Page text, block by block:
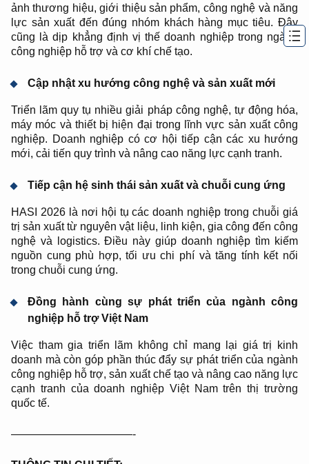
ảnh thương hiệu, giới thiệu sản phẩm, công nghệ và năng
lực sản xuất đến đúng nhóm khách hàng mục tiêu. Đây
cũng là dịp khẳng định vị thế doanh nghiệp trong ngành
công nghiệp hỗ trợ và cơ khí chế tạo.
Cập nhật xu hướng công nghệ và sản xuất mới
Triển lãm quy tụ nhiều giải pháp công nghệ, tự động hóa,
máy móc và thiết bị hiện đại trong lĩnh vực sản xuất công
nghiệp. Doanh nghiệp có cơ hội tiếp cận các xu hướng
mới, cải tiến quy trình và nâng cao năng lực cạnh tranh.
Tiếp cận hệ sinh thái sản xuất và chuỗi cung ứng
HASI 2026 là nơi hội tụ các doanh nghiệp trong chuỗi giá
trị sản xuất từ nguyên vật liệu, linh kiện, gia công đến công
nghệ và logistics. Điều này giúp doanh nghiệp tìm kiếm
nguồn cung phù hợp, tối ưu chi phí và tăng tính kết nối
trong chuỗi cung ứng.
Đồng hành cùng sự phát triển của ngành công
nghiệp hỗ trợ Việt Nam
Việc tham gia triển lãm không chỉ mang lại giá trị kinh
doanh mà còn góp phần thúc đẩy sự phát triển của ngành
công nghiệp hỗ trợ, sản xuất chế tạo và nâng cao năng lực
cạnh tranh của doanh nghiệp Việt Nam trên thị trường
quốc tế.
———————————-